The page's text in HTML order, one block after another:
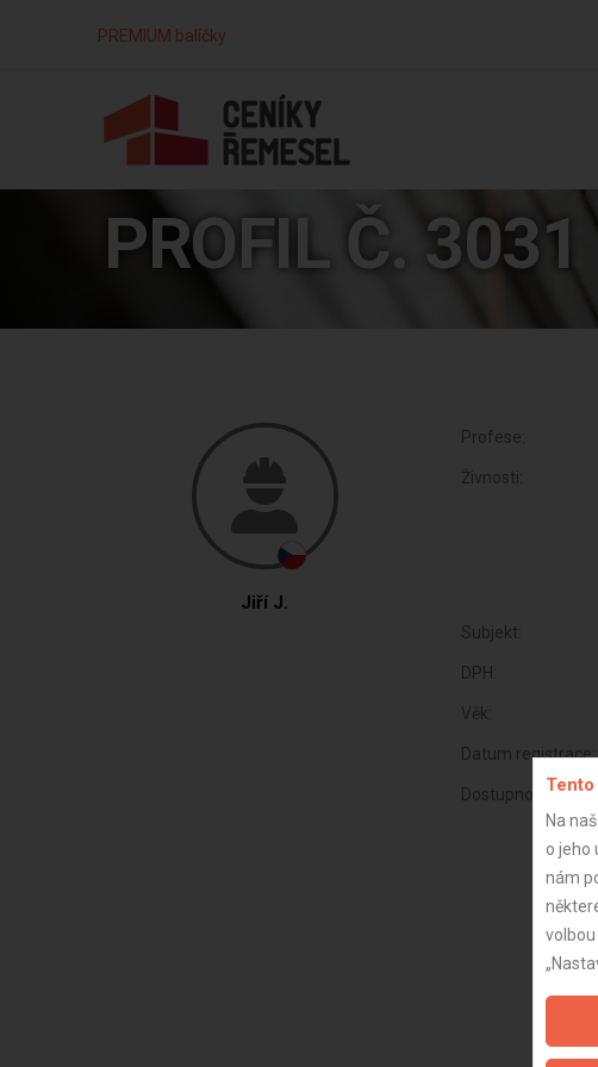
PREMIUM balíčky
PROFIL Č. 3031
Jiří J.
Profese:
Živnosti:
Subjekt:
DPH:
Věk:
Datum registrace:
Dostupnost:
Na
o jeho
nám